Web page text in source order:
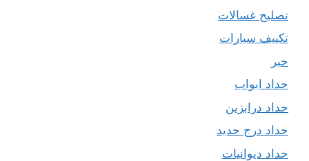
تصليح غسالات
تكييف سيارات
حبر
حداد ابواب
حداد درابزين
حداد درج حديد
حداد ديوانيات